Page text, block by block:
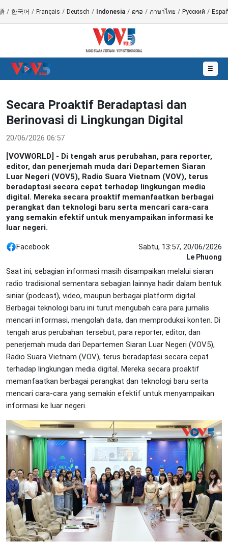
/ 한국어 / Français / Deutsch / Indonesia / ລາວ / ภาษาไทย / Русский /
☰
Secara Proaktif Beradaptasi dan
Berinovasi di Lingkungan Digital
20/06/2026 06:57
[VOVWORLD] - Di tengah arus perubahan, para reporter,
editor, dan penerjemah muda dari Departemen Siaran
Luar Negeri (VOV5), Radio Suara Vietnam (VOV), terus
beradaptasi secara cepat terhadap lingkungan media
digital. Mereka secara proaktif memanfaatkan berbagai
perangkat dan teknologi baru serta mencari cara-cara
yang semakin efektif untuk menyampaikan informasi ke
luar negeri.
Facebook Sabtu, 13:57, 20/06/2026
Le Phuong
Saat ini, sebagian informasi masih disampaikan melalui siaran
radio tradisional sementara sebagian lainnya hadir dalam bentuk
siniar (podcast), video, maupun berbagai platform digital.
Berbagai teknologi baru ini turut mengubah cara para jurnalis
mencari informasi, mengolah data, dan memproduksi konten. Di
tengah arus perubahan tersebut, para reporter, editor, dan
penerjemah muda dari Departemen Siaran Luar Negeri (VOV5),
Radio Suara Vietnam (VOV), terus beradaptasi secara cepat
terhadap lingkungan media digital. Mereka secara proaktif
memanfaatkan berbagai perangkat dan teknologi baru serta
mencari cara-cara yang semakin efektif untuk menyampaikan
informasi ke luar negeri.